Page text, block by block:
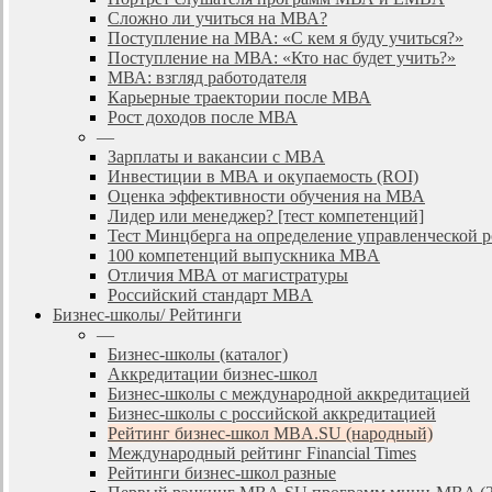
Сложно ли учиться на МВА?
Поступление на МВА: «С кем я буду учиться?»
Поступление на МВА: «Кто нас будет учить?»
МВА: взгляд работодателя
Карьерные траектории после МВА
Рост доходов после МВА
—
Зарплаты и вакансии с MBA
Инвестиции в МВА и окупаемость (ROI)
Оценка эффективности обучения на МВА
Лидер или менеджер? [тест компетенций]
Тест Минцберга на определение управленческой
100 компетенций выпускника MBA
Отличия МВА от магистратуры
Российский стандарт MBA
Бизнес-школы/ Рейтинги
—
Бизнес-школы (каталог)
Аккредитации бизнес-школ
Бизнес-школы с международной аккредитацией
Бизнес-школы с российской аккредитацией
Рейтинг бизнес-школ MBA.SU (народный)
Международный рейтинг Financial Times
Рейтинги бизнес-школ разные